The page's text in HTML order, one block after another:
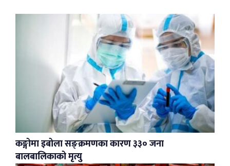
कङ्गोमा इबोला सङ्क्रमणका कारण ३३० जना
बालबालिकाको मृत्यु